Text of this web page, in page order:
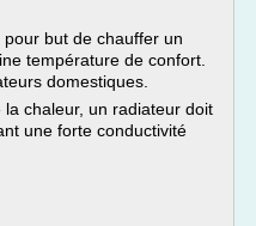
but de chauffer un
température de confort.
domestiques.
chaleur, un radiateur doit
une forte conductivité